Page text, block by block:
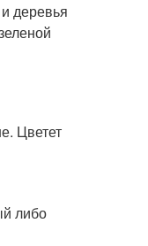
деревья
Цветет
либо